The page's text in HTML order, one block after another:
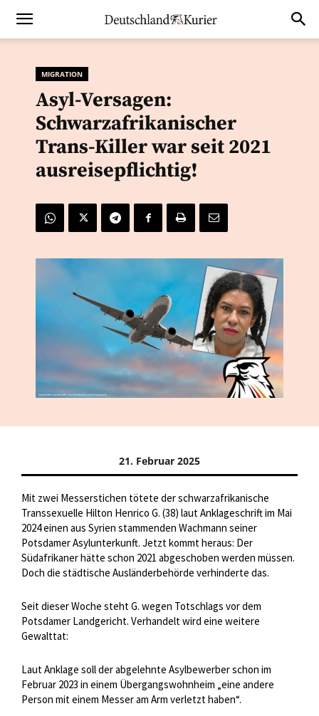
MIGRATION
Asyl-Versagen:
Schwarzafrikanischer
Trans-Killer war seit 2021
ausreisepflichtig!
21. Februar 2025
Mit zwei Messerstichen tötete der schwarzafrikanische
Transsexuelle Hilton Henrico G. (38) laut Anklageschrift im Mai
2024 einen aus Syrien stammenden Wachmann seiner
Potsdamer Asylunterkunft. Jetzt kommt heraus: Der
Südafrikaner hätte schon 2021 abgeschoben werden müssen.
Doch die städtische Ausländerbehörde verhinderte das.
Seit dieser Woche steht G. wegen Totschlags vor dem
Potsdamer Landgericht. Verhandelt wird eine weitere
Gewalttat:
Laut Anklage soll der abgelehnte Asylbewerber schon im
Februar 2023 in einem Übergangswohnheim „eine andere
Person mit einem Messer am Arm verletzt haben“.